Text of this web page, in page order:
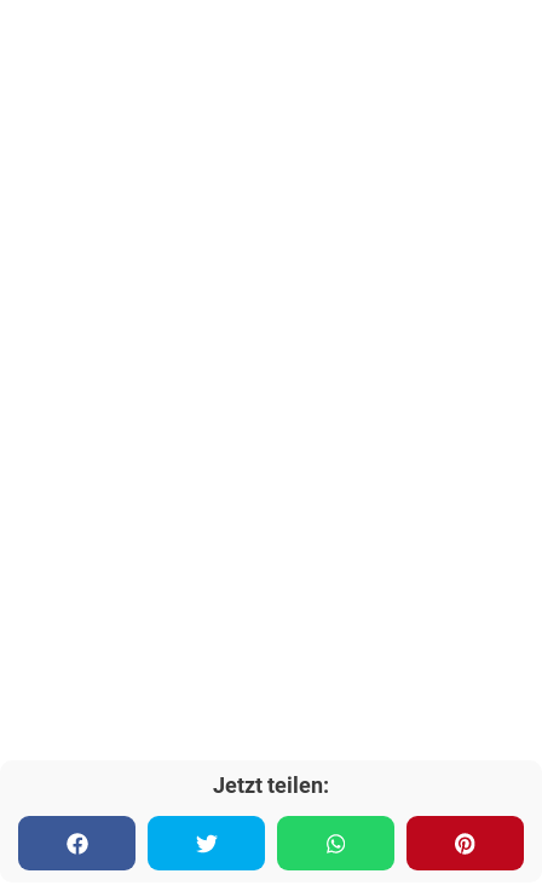
Jetzt teilen: